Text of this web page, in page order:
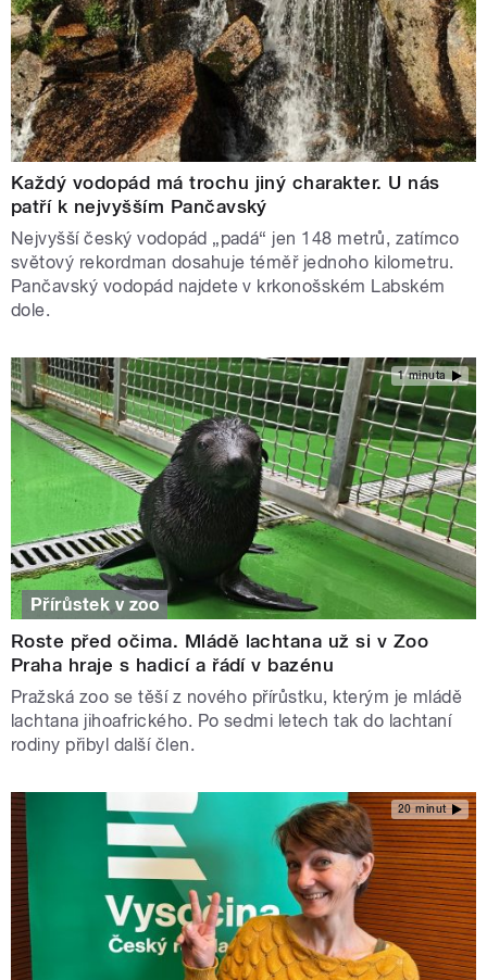
Každý vodopád má trochu jiný charakter. U nás
patří k nejvyšším Pančavský
Nejvyšší český vodopád „padá“ jen 148 metrů, zatímco
světový rekordman dosahuje téměř jednoho kilometru.
Pančavský vodopád najdete v krkonošském Labském
dole.
1 minuta
Přírůstek v zoo
Roste před očima. Mládě lachtana už si v Zoo
Praha hraje s hadicí a řádí v bazénu
Pražská zoo se těší z nového přírůstku, kterým je mládě
lachtana jihoafrického. Po sedmi letech tak do lachtaní
rodiny přibyl další člen.
20 minut